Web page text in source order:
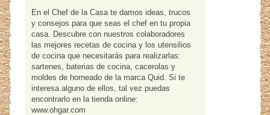
En el Chef de la Casa te damos ideas, trucos
y consejos para que seas el chef en tu propia
casa. Descubre con nuestros colaboradores
las mejores recetas de cocina y los utensilios
de cocina que necesitarás para realizarlas:
sartenes, baterias de cocina, cacerolas y
moldes de horneado de la marca Quid. Si te
interesa alguno de ellos, tal vez puedas
encontrarlo en la tienda online:
www.ohgar.com